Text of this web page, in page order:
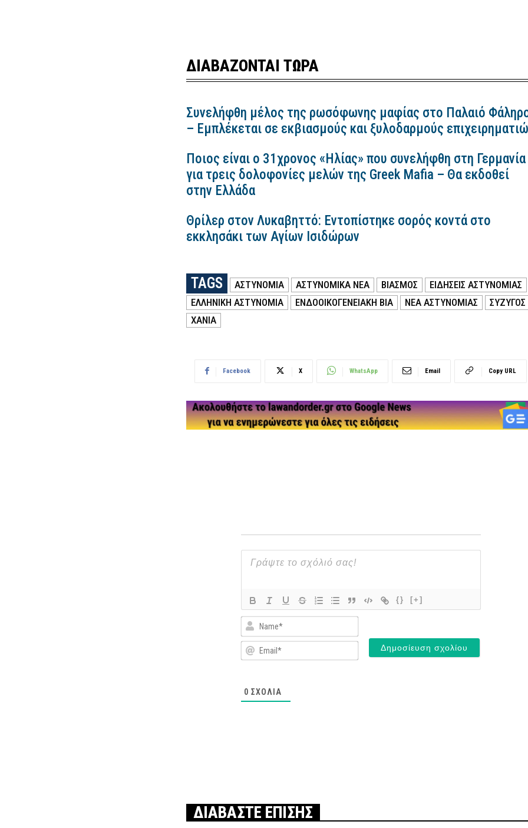
ΔΙΑΒΑΖΟΝΤΑΙ ΤΩΡΑ
Συνελήφθη μέλος της ρωσόφωνης μαφίας στο Παλαιό
– Εμπλέκεται σε εκβιασμούς και ξυλοδαρμούς
Ποιος είναι ο 31χρονος «Ηλίας» που συνελήφθη στη Γερμανία
για τρεις δολοφονίες μελών της Greek Mafia – Θα εκδοθεί
στην Ελλάδα
Θρίλερ στον Λυκαβηττό: Εντοπίστηκε σορός κοντά στο
εκκλησάκι των Αγίων Ισιδώρων
TAGS ΑΣΤΥΝΟΜΙΑ ΑΣΤΥΝΟΜΙΚΑ ΝΕΑ ΒΙΑΣΜΟΣ
ΕΙΔΗΣΕΙΣ ΑΣΤΥΝΟΜΙΑΣ
ΕΛΛΗΝΙΚΗ ΑΣΤΥΝΟΜΙΑ
ΕΝΔΟΟΙΚΟΓΕΝΕΙΑΚΗ ΒΙΑ ΝΕΑ ΑΣΤΥΝΟΜΙΑΣ
ΣΥΖΥΓΟΣ
ΧΑΝΙΑ
Facebook X WhatsApp Email Copy URL
{} [+]
Name*
Email*
0 ΣΧΌΛΙΑ
ΔΙΑΒΑΣΤΕ ΕΠΙΣΗΣ